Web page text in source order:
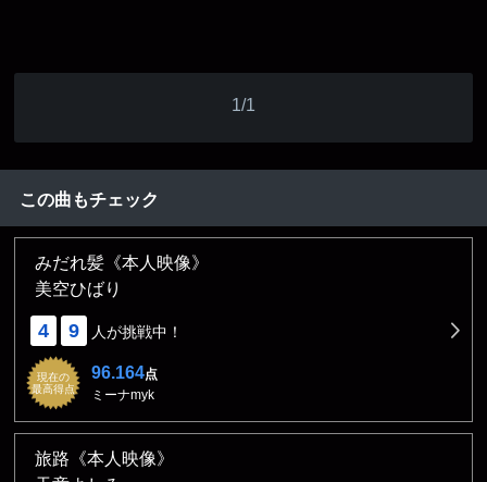
1/1
この曲もチェック
みだれ髪《本人映像》
美空ひばり
4 9 人が挑戦中！
現在の
最高得点
96.164点
ミーナmyk
旅路《本人映像》